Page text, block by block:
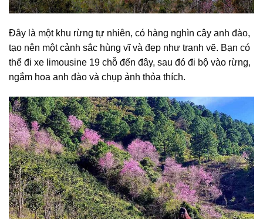
Đây là một khu rừng tự nhiên, có hàng nghìn cây anh đào,
tạo nên một cảnh sắc hùng vĩ và đẹp như tranh vẽ. Bạn có
thể đi xe limousine 19 chỗ đến đây, sau đó đi bộ vào rừng,
ngắm hoa anh đào và chụp ảnh thỏa thích.